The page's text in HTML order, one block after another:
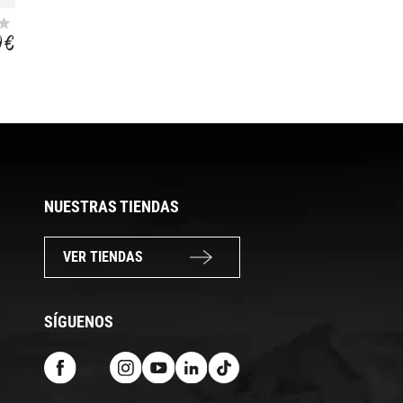
€
NUESTRAS TIENDAS
VER TIENDAS
SÍGUENOS